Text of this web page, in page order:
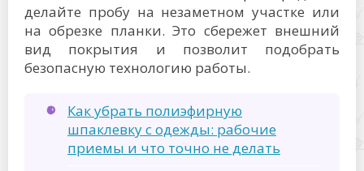
делайте пробу на незаметном участке или
на обрезке планки. Это сбережет внешний
вид покрытия и позволит подобрать
безопасную технологию работы.
Как убрать полиэфирную
шпаклевку с одежды: рабочие
приемы и что точно не делать